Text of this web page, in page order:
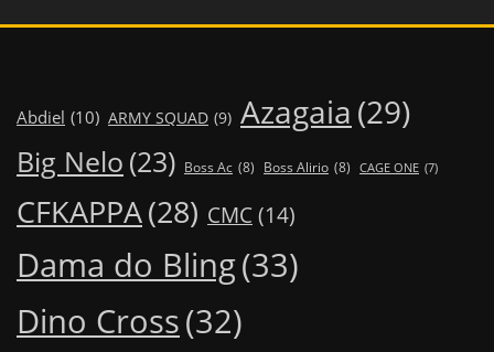
Abdiel (10) ARMY SQUAD (9) Azagaia (29)
Big Nelo (23) Boss Ac (8) Boss Alirio (8) CAGE ONE (7)
CFKAPPA(28) CMC (14)
Dama do Bling(33)
Dino Cross(32)